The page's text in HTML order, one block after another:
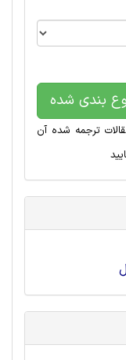
بندی شده
ترجمه شده آن